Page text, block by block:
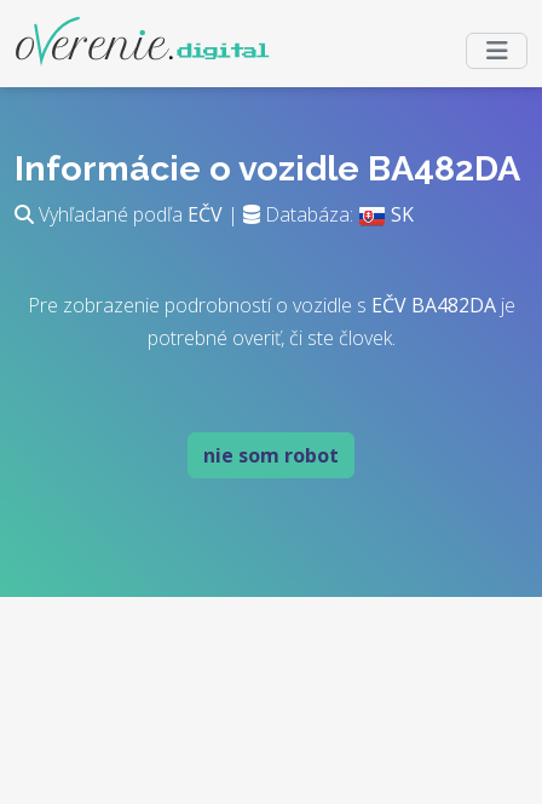
Informácie o vozidle BA482DA
Vyhľadané podľa EČV | Databáza: SK
Pre zobrazenie podrobností o vozidle s EČV BA482DAje
potrebné overiť, či ste človek.
nie som robot